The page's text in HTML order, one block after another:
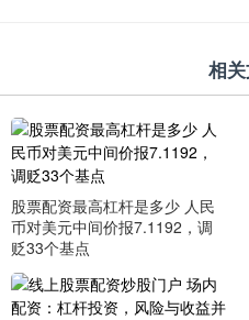
相
股票配资最高杠杆是多少 人民
币对美元中间价报7.1192，调
贬33个基点